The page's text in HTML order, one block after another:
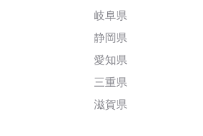
岐阜県
静岡県
愛知県
三重県
滋賀県